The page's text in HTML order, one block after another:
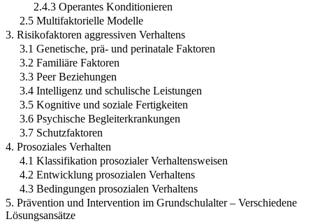
2.4.3 Operantes Konditionieren
2.5 Multifaktorielle Modelle
3. Risikofaktoren aggressiven Verhaltens
3.1 Genetische, prä- und perinatale Faktoren
3.2 Familiäre Faktoren
3.3 Peer Beziehungen
3.4 Intelligenz und schulische Leistungen
3.5 Kognitive und soziale Fertigkeiten
3.6 Psychische Begleiterkrankungen
3.7 Schutzfaktoren
4. Prosoziales Verhalten
4.1 Klassifikation prosozialer Verhaltensweisen
4.2 Entwicklung prosozialen Verhaltens
4.3 Bedingungen prosozialen Verhaltens
5. Prävention und Intervention im Grundschulalter – Verschiedene
Lösungsansätze